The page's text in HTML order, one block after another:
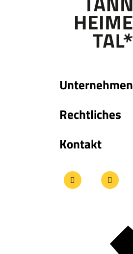
Unternehmen
Rechtliches
Kontakt